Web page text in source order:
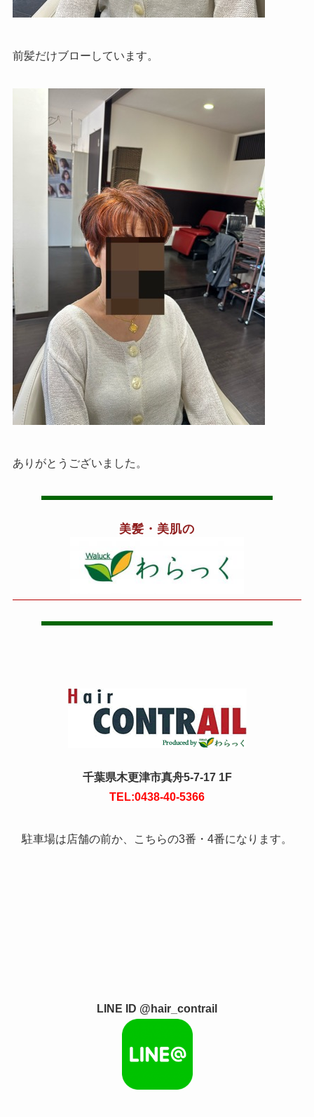
前髪だけブローしています。
ありがとうございました。
美髪・美肌の
千葉県木更津市真舟5-7-17 1F
TEL:0438-40-5366
駐車場は店舗の前か、こちらの3番・4番になります。
LINE ID @hair_contrail